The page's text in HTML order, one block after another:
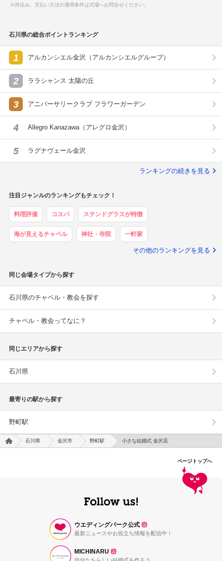
※持込み、支払い方法の適用条件は式場へお問合せください。
石川県の総合ポイントランキング
1 アルカンシエル金沢（アルカンシエルグループ）
2 ララシャンス 太陽の丘
3 アニバーサリークラブ フラワーガーデン
4 Allegro Kanazawa（アレグロ金沢）
5 ラグナヴェール金沢
ランキングの続きを見る
注目ジャンルのランキングもチェック！
料理評価 コスパ ステンドグラスが特徴
海が見えるチャペル 神社・寺院 一軒家
その他のランキングを見る
同じ会場タイプから探す
石川県のチャペル・教会を探す
チャペル・教会ってなに？
同じエリアから探す
石川県
最寄りの駅から探す
野町駅
石川県 金沢市 野町駅 小さな結婚式 金沢店
ページトップへ
ウエディングパーク公式
最新ニュースやお役立ち情報を配信中！
MICHINARU